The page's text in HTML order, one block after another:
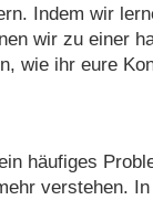
Indem wir
wir zu einer
wie ihr eure
häufiges
verstehen.